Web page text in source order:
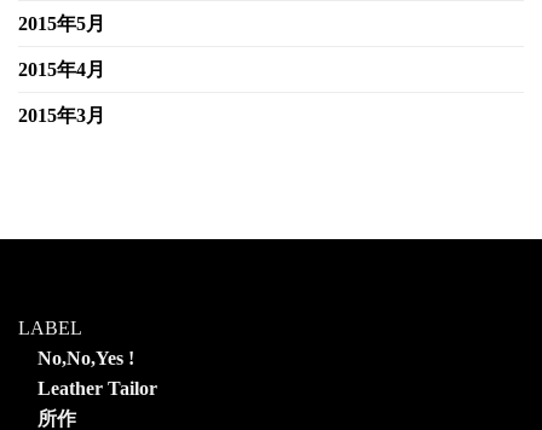
2015年5月
2015年4月
2015年3月
LABEL
No,No,Yes !
Leather Tailor
所作